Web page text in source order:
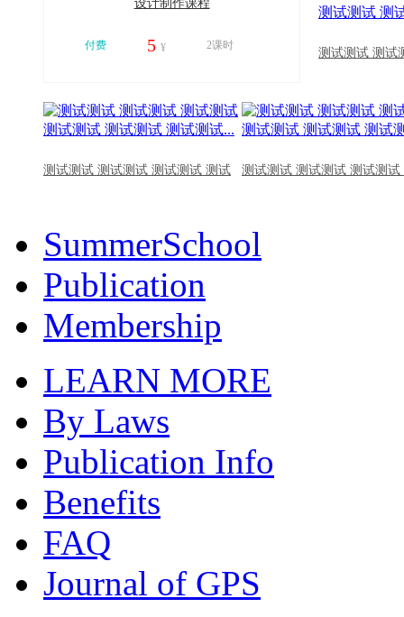
设计制作课程
付费 5 ¥
2课时
测试测试 测试
测试测试 测试测试 测试测试 测试 测试测试 测试测试 测试测试
SummerSchool
Publication
Membership
LEARN MORE
By Laws
Publication Info
Benefits
FAQ
Journal of GPS